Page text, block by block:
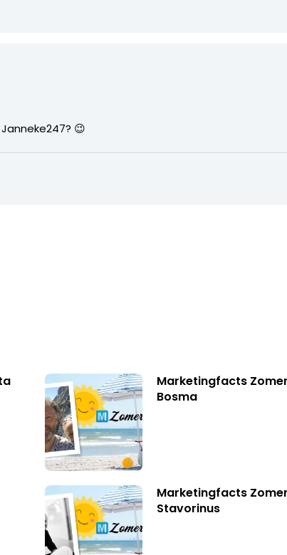
😉
Marketingfacts
Bosma
Marketingfacts
Stavorinus